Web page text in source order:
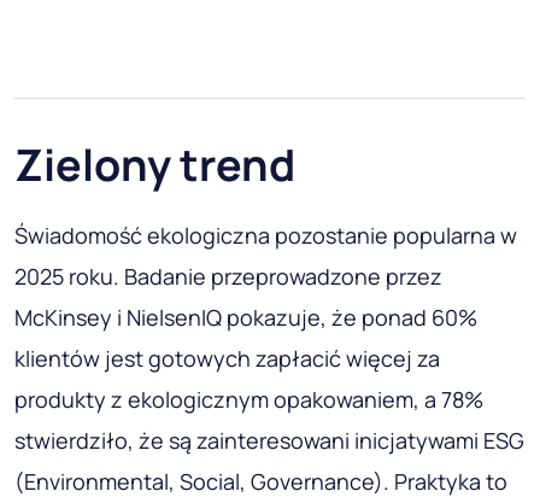
Zielony trend
Świadomość ekologiczna pozostanie popularna w
2025 roku. Badanie przeprowadzone przez
McKinsey i NielsenIQ pokazuje, że ponad 60%
klientów jest gotowych zapłacić więcej za
produkty z ekologicznym opakowaniem, a 78%
stwierdziło, że są zainteresowani inicjatywami ESG
(Environmental, Social, Governance). Praktyka to